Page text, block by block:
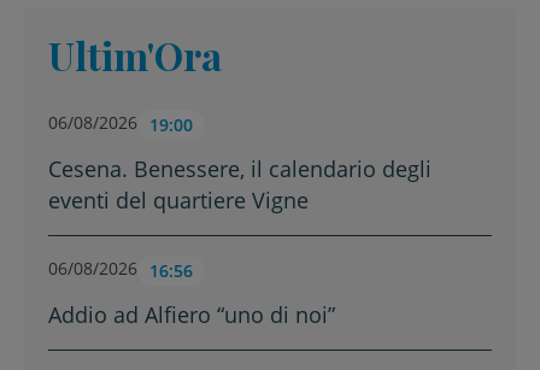
Ultim'Ora
06/08/2026 19:00
Cesena. Benessere, il calendario degli
eventi del quartiere Vigne
06/08/2026 16:56
Addio ad Alfiero “uno di noi”